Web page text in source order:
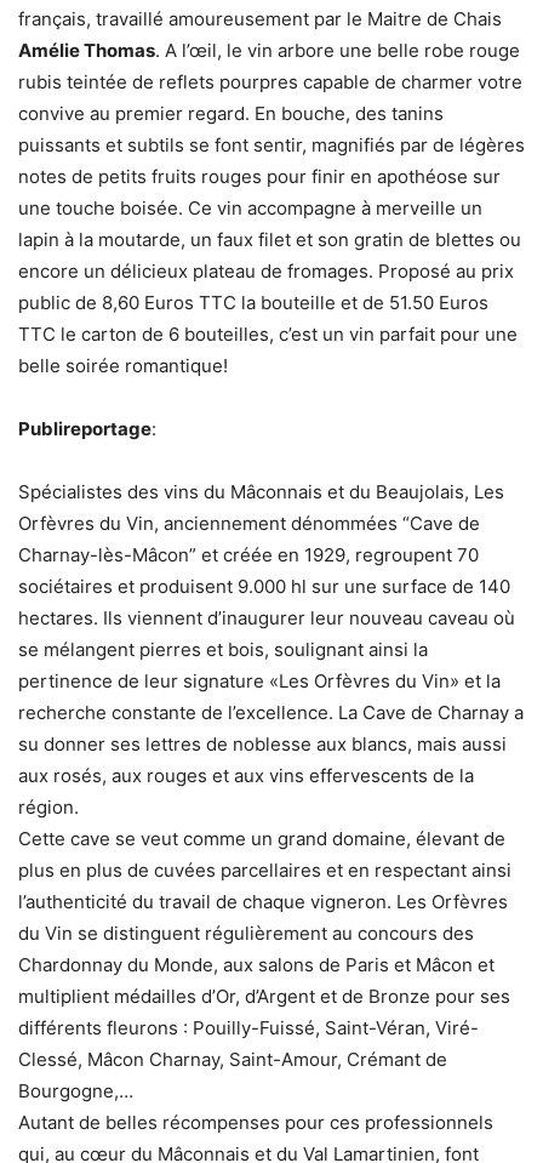
français, travaillé amoureusement par le Maitre de Chais
Amélie Thomas. A l’œil, le vin arbore une belle robe rouge
rubis teintée de reflets pourpres capable de charmer votre
convive au premier regard. En bouche, des tanins
puissants et subtils se font sentir, magnifiés par de légères
notes de petits fruits rouges pour finir en apothéose sur
une touche boisée. Ce vin accompagne à merveille un
lapin à la moutarde, un faux filet et son gratin de blettes ou
encore un délicieux plateau de fromages. Proposé au prix
public de 8,60 Euros TTC la bouteille et de 51.50 Euros
TTC le carton de 6 bouteilles, c’est un vin parfait pour une
belle soirée romantique!
Publireportage:
Spécialistes des vins du Mâconnais et du Beaujolais, Les
Orfèvres du Vin, anciennement dénommées “Cave de
Charnay-lès-Mâcon” et créée en 1929, regroupent 70
sociétaires et produisent 9.000 hl sur une surface de 140
hectares. Ils viennent d’inaugurer leur nouveau caveau où
se mélangent pierres et bois, soulignant ainsi la
pertinence de leur signature «Les Orfèvres du Vin» et la
recherche constante de l’excellence. La Cave de Charnay a
su donner ses lettres de noblesse aux blancs, mais aussi
aux rosés, aux rouges et aux vins effervescents de la
région.
Cette cave se veut comme un grand domaine, élevant de
plus en plus de cuvées parcellaires et en respectant ainsi
l’authenticité du travail de chaque vigneron. Les Orfèvres
du Vin se distinguent régulièrement au concours des
Chardonnay du Monde, aux salons de Paris et Mâcon et
multiplient médailles d’Or, d’Argent et de Bronze pour ses
différents fleurons : Pouilly-Fuissé, Saint-Véran, Viré-
Clessé, Mâcon Charnay, Saint-Amour, Crémant de
Bourgogne,…
Autant de belles récompenses pour ces professionnels
qui, au cœur du Mâconnais et du Val Lamartinien, font